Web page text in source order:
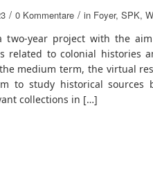
/ 0 Kommentare / in Foyer, SPK,
a two-year project with the
related to colonial histories
medium term, the virtual
to study historical sources
collections in […]